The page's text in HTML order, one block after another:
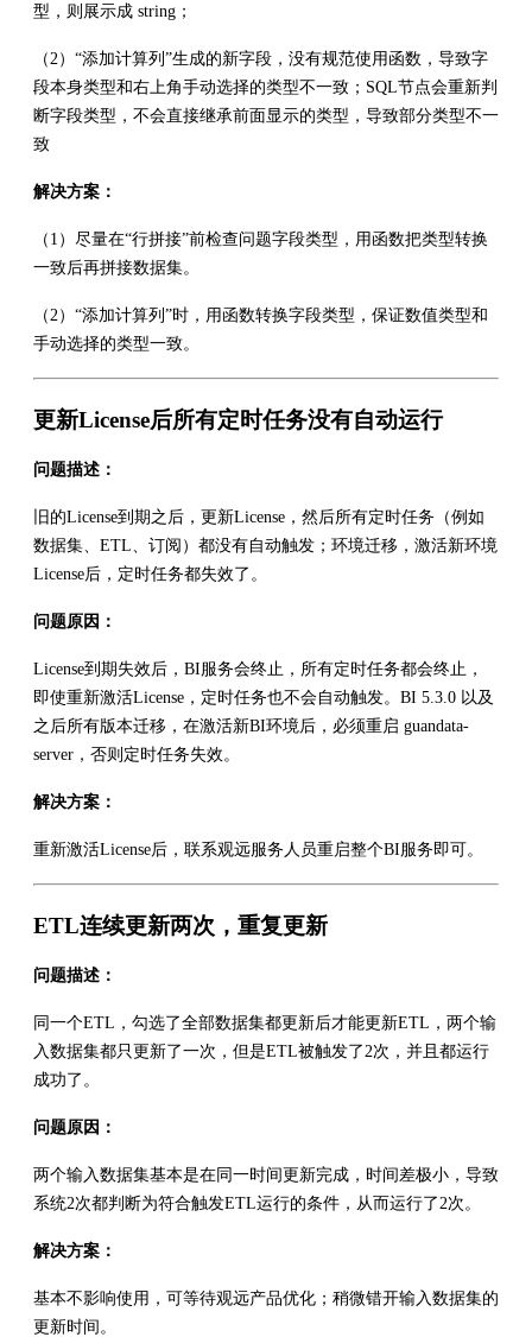
型，则展示成 string；
（2）“添加计算列”生成的新字段，没有规范使用函数，导致字
段本身类型和右上角手动选择的类型不一致；SQL节点会重新判
断字段类型，不会直接继承前面显示的类型，导致部分类型不一
致
解决方案：
（1）尽量在“行拼接”前检查问题字段类型，用函数把类型转换
一致后再拼接数据集。
（2）“添加计算列”时，用函数转换字段类型，保证数值类型和
手动选择的类型一致。
更新License后所有定时任务没有自动运行
问题描述：
旧的License到期之后，更新License，然后所有定时任务（例如
数据集、ETL、订阅）都没有自动触发；环境迁移，激活新环境
License后，定时任务都失效了。
问题原因：
License到期失效后，BI服务会终止，所有定时任务都会终止，
即使重新激活License，定时任务也不会自动触发。BI 5.3.0 以及
之后所有版本迁移，在激活新BI环境后，必须重启 guandata-
server，否则定时任务失效。
解决方案：
重新激活License后，联系观远服务人员重启整个BI服务即可。
ETL连续更新两次，重复更新
问题描述：
同一个ETL，勾选了全部数据集都更新后才能更新ETL，两个输
入数据集都只更新了一次，但是ETL被触发了2次，并且都运行
成功了。
问题原因：
两个输入数据集基本是在同一时间更新完成，时间差极小，导致
系统2次都判断为符合触发ETL运行的条件，从而运行了2次。
解决方案：
基本不影响使用，可等待观远产品优化；稍微错开输入数据集的
更新时间。